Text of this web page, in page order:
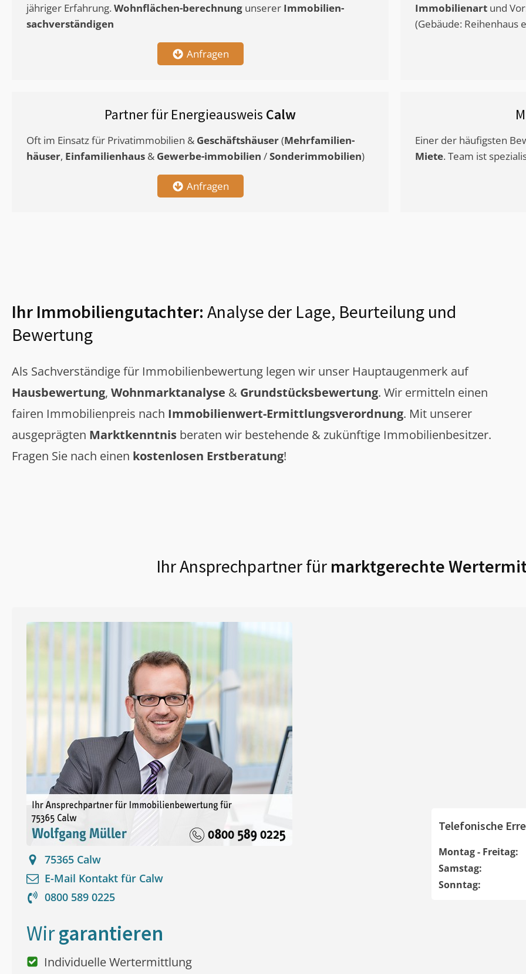
jähriger Erfahrung. Wohnflächen-berechnung unserer Immobilien-
sachverständigen
Anfragen
Immobilienart und
(Gebäude: Reihenhaus
Partner für Energieausweis Calw
Oft im Einsatz für Privatimmobilien & Geschäftshäuser(Mehrfamilien-
häuser, Einfamilienhaus & Gewerbe-immobilien /Sonderimmobilien)
Anfragen
Einer der häufigsten
Miete. Team ist
Ihr Immobiliengutachter: Analyse der Lage, Beurteilung und
Bewertung
Als Sachverständige für Immobilienbewertung legen wir unser Hauptaugenmerk auf
Hausbewertung, Wohnmarktanalyse & Grundstücksbewertung. Wir ermitteln einen
fairen Immobilienpreis nach Immobilienwert-Ermittlungsverordnung. Mit unserer
ausgeprägten Marktkenntnis beraten wir bestehende & zukünftige Immobilienbesitzer.
Fragen Sie nach einen kostenlosen Erstberatung!
Ihr Ansprechpartner für marktgerechte
75365 Calw
E-Mail Kontakt für Calw
0800 589 0225
Telefonische
Montag - Freitag:
Samstag:
Sonntag:
Wirgarantieren
Individuelle Wertermittlung